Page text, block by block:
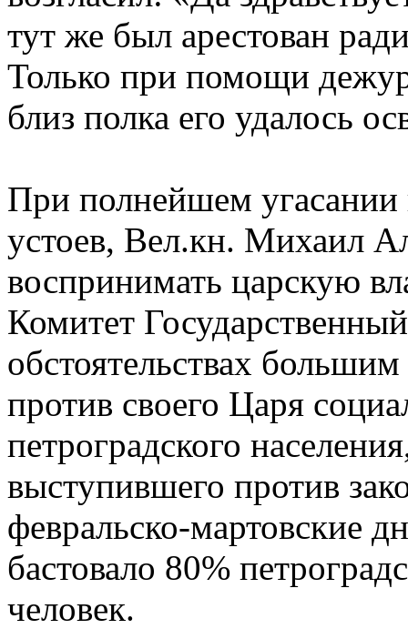
тут же был арестован
Только при помощи
близ полка его удалось
При полнейшем угасании
устоев, Вел.кн. Михаил
воспринимать царскую
Комитет
обстоятельствах
против своего Царя
петроградского
выступившего против
февральско-мартовские
бастовало 80%
человек.